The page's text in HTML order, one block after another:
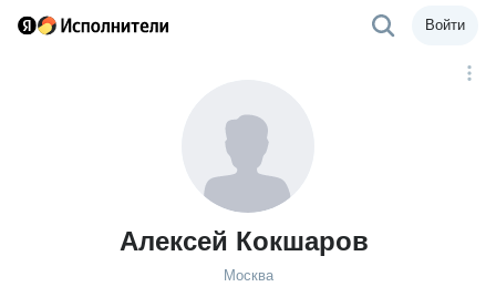
Войти
Алексей Кокшаров
Москва